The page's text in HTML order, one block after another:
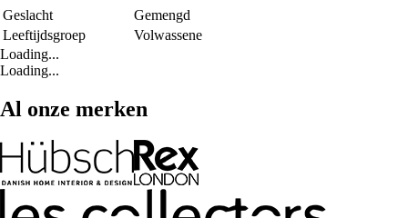
Geslacht
Gemengd
Leeftijdsgroep
Volwassene
Loading...
Loading...
Al onze merken